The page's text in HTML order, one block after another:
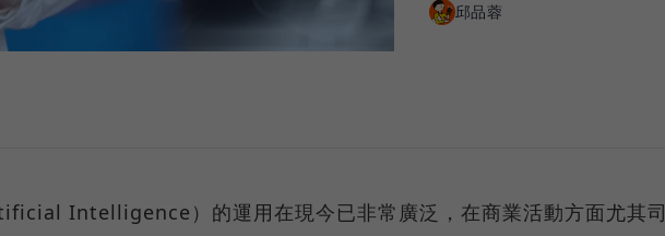
邱品蓉
Intelligence）的運用在現今已非常廣泛，在商業活動方面尤其